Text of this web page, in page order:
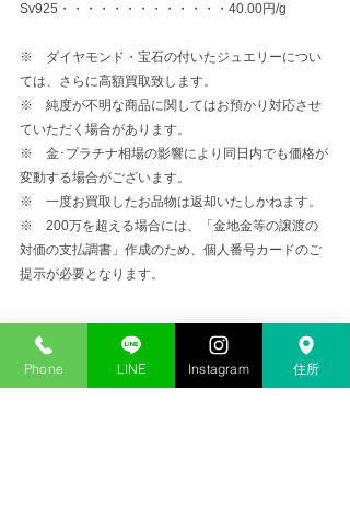
Sv925・・・・・・・・・・・・・40.00円/g
※　ダイヤモンド・宝石の付いたジュエリーについ
ては、さらに高額買取致します。
※　純度が不明な商品に関してはお預かり対応させ
ていただく場合があります。
※　金･プラチナ相場の影響により同日内でも価格が
変動する場合がございます。
※　一度お買取したお品物は返却いたしかねます。
※　200万を超える場合には、「金地金等の譲渡の
対価の支払調書」作成のため、個人番号カードのご
提示が必要となります。
金プラチナ高価買取
Phone LINE Instagram 住所